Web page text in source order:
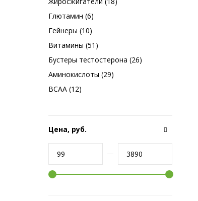
Глютамин (6)
Гейнеры (10)
Витамины (51)
Бустеры тестостерона (26)
Аминокислоты (29)
BCAA (12)
Цена, руб.